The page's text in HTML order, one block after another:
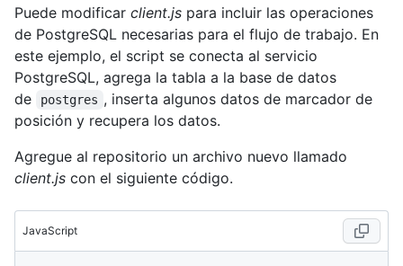
Puede modificar client.js para incluir las operaciones
de PostgreSQL necesarias para el flujo de trabajo. En
este ejemplo, el script se conecta al servicio
PostgreSQL, agrega la tabla a la base de datos
de
postgres , inserta algunos datos de marcador de
posición y recupera los datos.
Agregue al repositorio un archivo nuevo llamado
client.js con el siguiente código.
JavaScript